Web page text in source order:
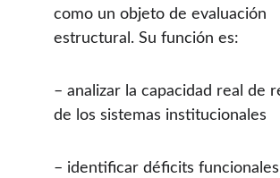
como un objeto de evaluación
estructural. Su función es:
– analizar la capacidad real de
de los sistemas institucionales
– identificar déficits